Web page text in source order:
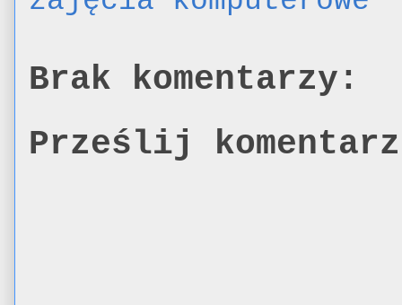
Brak komentarzy:
Prześlij komentarz